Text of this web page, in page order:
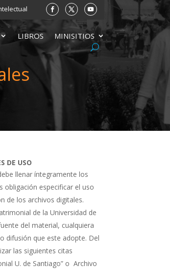
LIBROS MINISITIOS
DE USO
llenar íntegramente los
obligación especificar el uso
de los archivos digitales.
de la Universidad de
del material, cualquiera
difusión que este adopte. Del
las siguientes citas
U. de Santiago” o Archivo